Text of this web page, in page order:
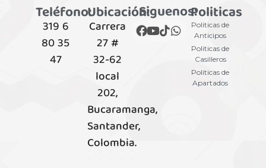
Siguenos:Politicas
Politicas de
Anticipos
Politicas de
Casilleros
Politicas de
Apartados
Ubicación:
Carrera
27 #
32-62
local
202,
Bucaramanga,
Santander,
Colombia.
Teléfono:
319 6
80 35
47